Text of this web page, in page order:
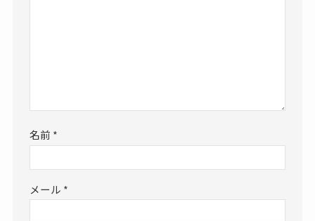
名前 *
メール *